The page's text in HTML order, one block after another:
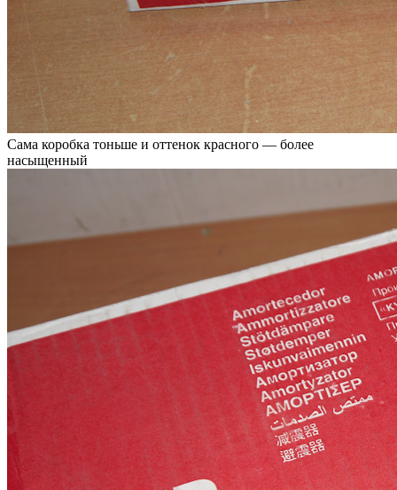
Сама коробка тоньше и оттенок красного — более
насыщенный